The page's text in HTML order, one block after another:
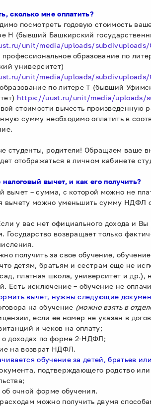
сколько мне оплатить?
посмотреть годовую стоимость
Н (бывший Башкирский
unit/media/uploads/subdivuploads/
профессиональное образование по
университет)
unit/media/uploads/subdivuploads/
по литере Т (бывший
https://uust.ru/unit/media/uploads/
стоимости вычесть произведенную
сумму необходимо оплатить в
студенты, родители! Обращаем ваше
отображаться в личном кабинете
налоговый вычет, и как его получить?
вычет – сумма, с которой можно не
вычету можно уменьшить сумму НДФЛ
у вас нет официального дохода и Вы
Государство возвращает только
получить за свое обучение,
детям, братьям и сестрам еще не
платная школа, университет и др.),
Есть исключение – обучение не
вычет, нужны следующие
на обучение (можно взять в
если ее номер не указан в
и чеков на оплату;
о доходах по форме 2-НДФЛ;
на возврат НДФЛ.
обучение за детей, братьев
подтверждающего родство
об очной форме обучения.
можно получить двумя